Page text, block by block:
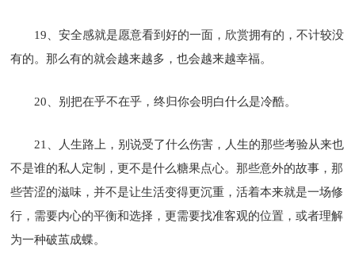
19、安全感就是愿意看到好的一面，欣赏拥有的，不计较没
有的。那么有的就会越来越多，也会越来越幸福。
20、别把在乎不在乎，终归你会明白什么是冷酷。
21、人生路上，别说受了什么伤害，人生的那些考验从来也
不是谁的私人定制，更不是什么糖果点心。那些意外的故事，那
些苦涩的滋味，并不是让生活变得更沉重，活着本来就是一场修
行，需要内心的平衡和选择，更需要找准客观的位置，或者理解
为一种破茧成蝶。